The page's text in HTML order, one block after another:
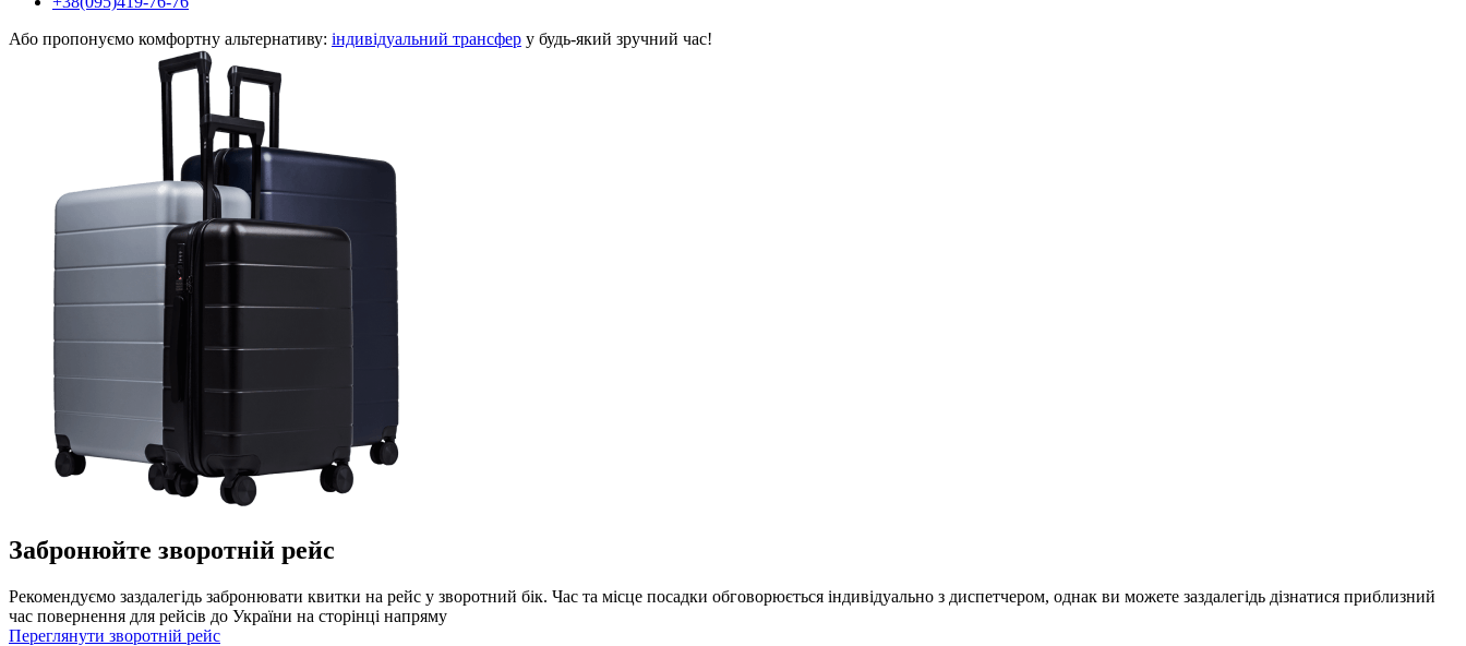
Або пропонуємо комфортну альтернативу: індивідуальний трансфер у будь-який зручний час!
Забронюйте зворотній рейс
Рекомендуємо заздалегідь забронювати квитки на рейс у зворотний бік. Час та місце посадки обговорюється індивідуально з диспетчером, однак ви можете заздалегідь дізнатися приблизний
час повернення для рейсів до України на сторінці напряму
Переглянути зворотній рейс